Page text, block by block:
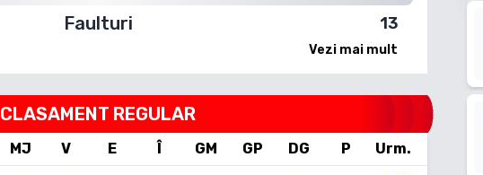
Faulturi 13
Vezi mai mult
CLASAMENT REGULAR
MJ V E GM GP DG P Urm.